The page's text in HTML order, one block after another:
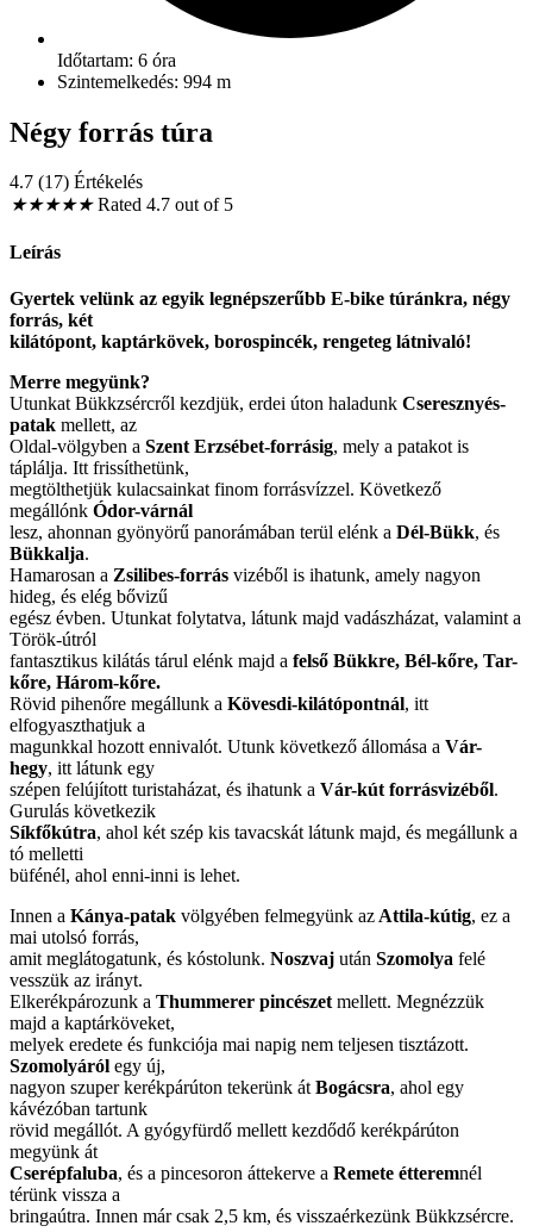
Időtartam: 6 óra
Szintemelkedés: 994 m
Négy forrás túra
4.7 (17) Értékelés
★★★★★ Rated 4.7 out of 5
Leírás
Gyertek velünk az egyik legnépszerűbb E-bike túránkra, négy
forrás, két
kilátópont, kaptárkövek, borospincék, rengeteg látnivaló!
Merre megyünk?
Utunkat Bükkzsércről kezdjük, erdei úton haladunk Cseresznyés-
patak mellett, az
Oldal-völgyben a Szent Erzsébet-forrásig, mely a patakot is
táplálja. Itt frissíthetünk,
megtölthetjük kulacsainkat finom forrásvízzel. Következő
megállónk Ódor-várnál
lesz, ahonnan gyönyörű panorámában terül elénk a Dél-Bükk, és
Bükkalja.
Hamarosan a Zsilibes-forrás vizéből is ihatunk, amely nagyon
hideg, és elég bővizű
egész évben. Utunkat folytatva, látunk majd vadászházat, valamint a
Török-útról
fantasztikus kilátás tárul elénk majd a felső Bükkre, Bél-kőre, Tar-
kőre, Három-kőre.
Rövid pihenőre megállunk a Kövesdi-kilátópontnál, itt
elfogyaszthatjuk a
magunkkal hozott ennivalót. Utunk következő állomása a Vár-
hegy, itt látunk egy
szépen felújított turistaházat, és ihatunk a Vár-kút forrásvizéből.
Gurulás következik
Síkfőkútra, ahol két szép kis tavacskát látunk majd, és megállunk a
tó melletti
büfénél, ahol enni-inni is lehet.
Innen a Kánya-patak völgyében felmegyünk az Attila-kútig, ez a
mai utolsó forrás,
amit meglátogatunk, és kóstolunk. Noszvaj után Szomolya felé
vesszük az irányt.
Elkerékpározunk a Thummerer pincészet mellett. Megnézzük
majd a kaptárköveket,
melyek eredete és funkciója mai napig nem teljesen tisztázott.
Szomolyáról egy új,
nagyon szuper kerékpárúton tekerünk át Bogácsra, ahol egy
kávézóban tartunk
rövid megállót. A gyógyfürdő mellett kezdődő kerékpárúton
megyünk át
Cserépfaluba, és a pincesoron áttekerve a Remete étteremnél
térünk vissza a
bringaútra. Innen már csak 2,5 km, és visszaérkezünk Bükkzsércre.